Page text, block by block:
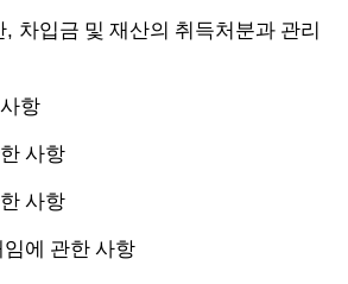
, 차입금 및 재산의 취득처분과 관리
항
사항
사항
에 관한 사항